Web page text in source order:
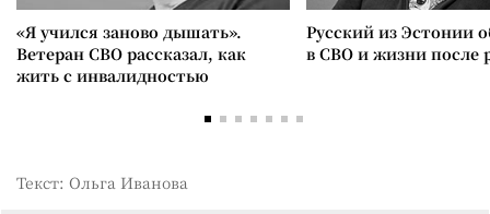
«Я учился заново дышать».
Ветеран СВО рассказал, как
жить с инвалидностью
Русский из Эстонии
в СВО и жизни после
Текст: Ольга Иванова